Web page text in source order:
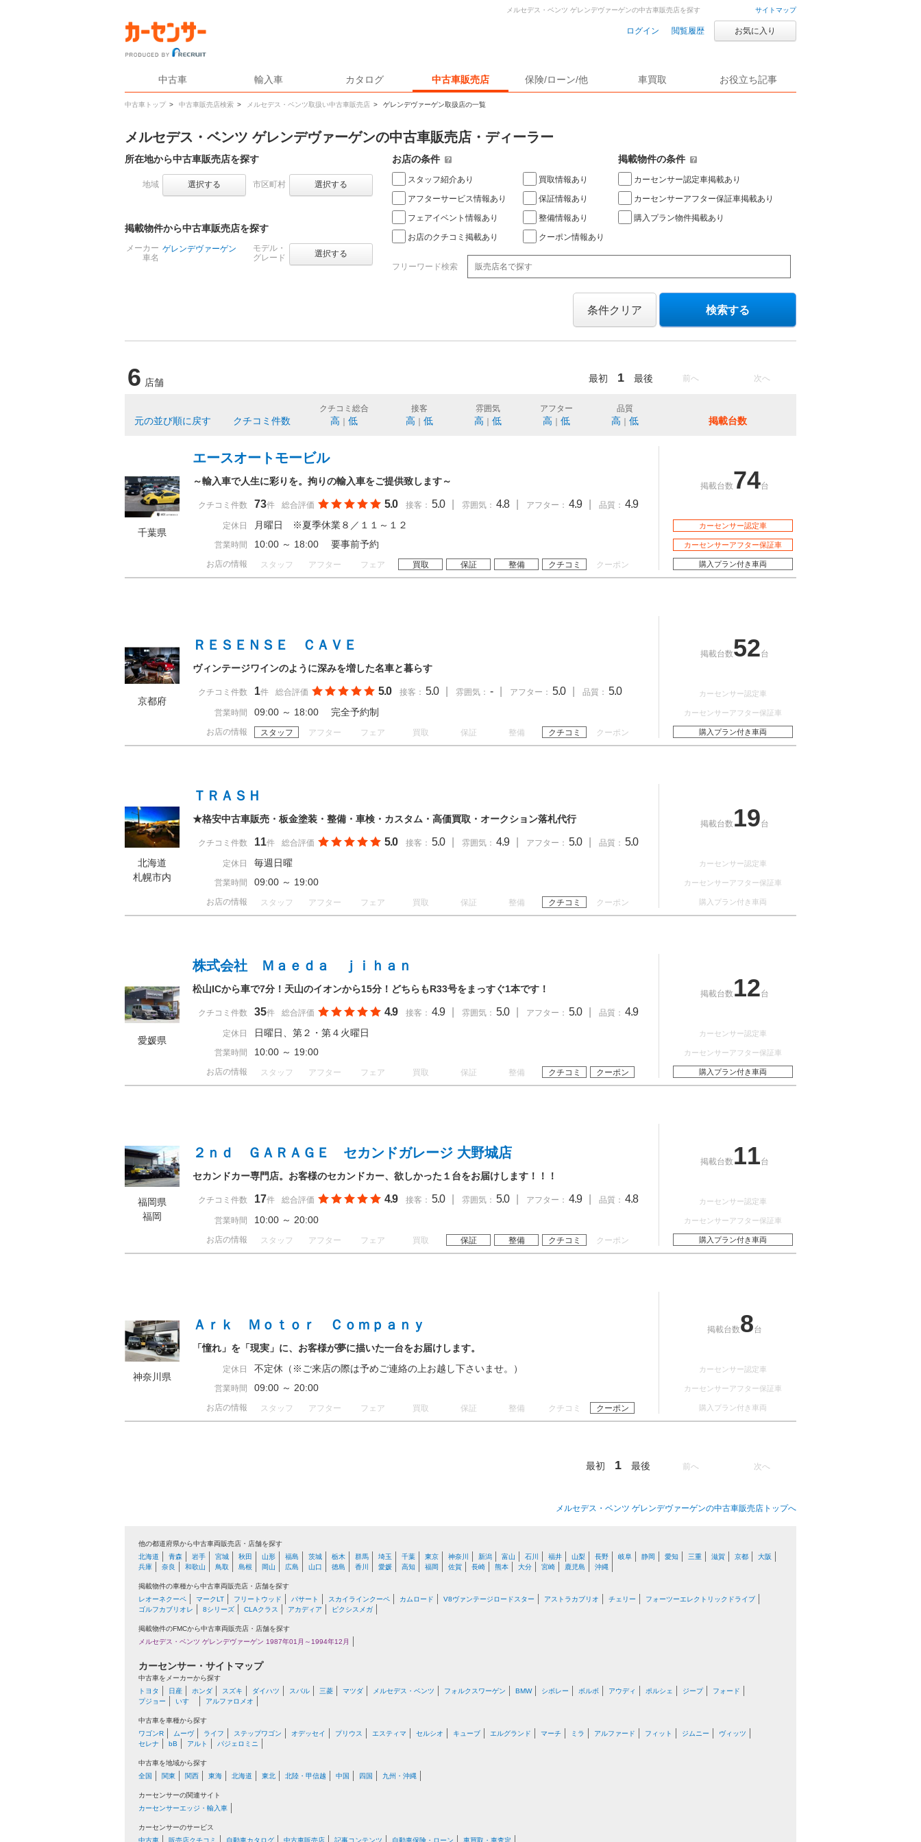
サイトマップ
ログイン 閲覧履歴 お気に入り
中古車 輸入車 カタログ 中古車販売店 保険/ローン/他 車買取 お役立ち記事
中古車トップ > 中古車販売店検索 > メルセデス・ベンツ取扱い中古車販売店 > ゲレンデヴァーゲン取扱店の一覧
メルセデス・ベンツ ゲレンデヴァーゲンの中古車販売店を探す
メルセデス・ベンツ ゲレンデヴァーゲンの中古車販売店・ディーラー
所在地から中古車販売店を探す
地域 選択する 市区町村 選択する
掲載物件から中古車販売店を探す
メーカー
車名
ゲレンデヴァーゲン
モデル・
グレード
選択する
お店の条件
スタッフ紹介あり
アフターサービス情報あり
フェアイベント情報あり
お店のクチコミ掲載あり
買取情報あり
保証情報あり
整備情報あり
クーポン情報あり
掲載物件の条件
カーセンサー認定車掲載あり
カーセンサーアフター保証車掲載あり
購入プラン物件掲載あり
フリーワード検索
条件クリア 検索する
6 店舗 前へ 次へ
最初 1 最後
元の並び順に戻す クチコミ件数
クチコミ総合
高 低
接客
高 低
雰囲気
高 低
アフター
高 低
品質
高 低 掲載台数
千葉県
エースオートモービル
～輸入車で人生に彩りを。拘りの輸入車をご提供致します～
クチコミ件数 73件 総合評価 5.0 接客： 5.0 雰囲気： 4.8 アフター： 4.9 品質： 4.9
定休日 月曜日 ※夏季休業８／１１～１２
営業時間 10:00 ～ 18:00 要事前予約
お店の情報 スタッフ アフター フェア 買取 保証 整備 クチコミ クーポン
掲載台数74台
カーセンサー認定車
カーセンサーアフター保証車
購入プラン付き車両
京都府
ＲＥＳＥＮＳＥ ＣＡＶＥ
ヴィンテージワインのように深みを増した名車と暮らす
クチコミ件数 1件 総合評価 5.0 接客： 5.0 雰囲気： - アフター： 5.0 品質： 5.0
営業時間 09:00 ～ 18:00 完全予約制
お店の情報 スタッフ アフター フェア 買取 保証 整備 クチコミ クーポン
掲載台数52台
カーセンサー認定車
カーセンサーアフター保証車
購入プラン付き車両
北海道
札幌市内
ＴＲＡＳＨ
★格安中古車販売・板金塗装・整備・車検・カスタム・高価買取・オークション落札代行
クチコミ件数 11件 総合評価 5.0 接客： 5.0 雰囲気： 4.9 アフター： 5.0 品質： 5.0
定休日 毎週日曜
営業時間 09:00 ～ 19:00
お店の情報 スタッフ アフター フェア 買取 保証 整備 クチコミ クーポン
掲載台数 19台
カーセンサー認定車
カーセンサーアフター保証車
購入プラン付き車両
愛媛県
株式会社 Ｍａｅｄａ ｊｉｈａｎ
松山ICから車で7分！天山のイオンから15分！どちらもR33号をまっすぐ1本です！
クチコミ件数 35件 総合評価 4.9 接客： 4.9 雰囲気： 5.0 アフター： 5.0 品質： 4.9
定休日 日曜日、第２・第４火曜日
営業時間 10:00 ～ 19:00
お店の情報 スタッフ アフター フェア 買取 保証 整備 クチコミ クーポン
掲載台数 12台
カーセンサー認定車
カーセンサーアフター保証車
購入プラン付き車両
福岡県
福岡
２ｎｄ ＧＡＲＡＧＥ セカンドガレージ 大野城店
セカンドカー専門店。お客様のセカンドカー、欲しかった１台をお届けします！！！
クチコミ件数 17件 総合評価 4.9 接客： 5.0 雰囲気： 5.0 アフター： 4.9 品質： 4.8
営業時間 10:00 ～ 20:00
お店の情報 スタッフ アフター フェア 買取 保証 整備 クチコミ クーポン
掲載台数 11台
カーセンサー認定車
カーセンサーアフター保証車
購入プラン付き車両
神奈川県
Ａｒｋ Ｍｏｔｏｒ Ｃｏｍｐａｎｙ
「憧れ」を「現実」に、お客様が夢に描いた一台をお届けします。
定休日 不定休（※ご来店の際は予めご連絡の上お越し下さいませ。）
営業時間 09:00 ～ 20:00
お店の情報 スタッフ アフター フェア 買取 保証 整備 クチコミ クーポン
掲載台数8台
カーセンサー認定車
カーセンサーアフター保証車
購入プラン付き車両
最初 1 最後 前へ 次へ
メルセデス・ベンツ ゲレンデヴァーゲンの中古車販売店トップへ
他の都道府県から中古車両販売店・店舗を探す
北海道
青森 岩手 宮城 秋田 山形 福島 茨城 栃木 群馬 埼玉 千葉 東京 神奈川 新潟 富山 石川 福井 山梨 長野 岐阜 静岡 愛知 三重 滋賀 京都
大阪
兵庫
奈良 和歌山 鳥取 島根 岡山 広島 山口 徳島 香川 愛媛 高知 福岡 佐賀 長崎 熊本 大分 宮崎 鹿児島 沖縄
掲載物件の車種から中古車両販売店・店舗を探す
レオーネクーペ
マークLT フリートウッド パサート スカイラインクーペ カムロード V8ヴァンテージロードスター アストラカブリオ チェリー
フォーツーエレクトリックドライブ
ゴルフカブリオレ
8シリーズ CLAクラス アカディア ピクシスメガ
掲載物件のFMCから中古車両販売店・店舗を探す
メルセデス・ベンツ ゲレンデヴァーゲン 1987年01月～1994年12月
カーセンサー・サイトマップ
中古車をメーカーから探す
トヨタ
日産 ホンダ スズキ ダイハツ スバル 三菱 マツダ メルセデス・ベンツ フォルクスワーゲン BMW シボレー ボルボ アウディ ポルシェ ジープ
フォード
プジョー
いすゞ アルファロメオ
中古車を車種から探す
ワゴンR
ムーヴ ライフ ステップワゴン オデッセイ プリウス エスティマ セルシオ キューブ エルグランド マーチ ミラ アルファード フィット ジムニー
ヴィッツ
セレナ
bB アルト パジェロミニ
中古車を地域から探す
全国
関東 関西 東海 北海道 東北 北陸・甲信越 中国 四国 九州・沖縄
カーセンサーの関連サイト
カーセンサーエッジ・輸入車
カーセンサーのサービス
中古車
販売店クチコミ 自動車カタログ 中古車販売店 記事コンテンツ 自動車保険・ローン 車買取・車査定